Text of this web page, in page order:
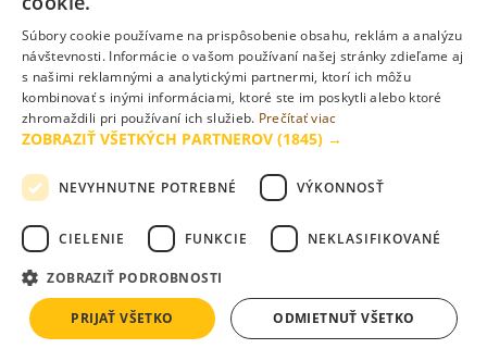
CRESCO REAL ESTATE je najväčším slovenským
rezidenčným developerom. Od roku 1992 sme zrealizovali
množstvo úspešných developerských projektov a podpísali
sme sa pod odvážne investície, ktoré menia tvár Bratislavy
a spoluvytvárajú nové, vyššie štandardy pre svojich
Ďalšie projekty CRESCO REAL ESTATE
Súbory cookie používame na prispôsobenie obsahu, reklám a analýzu
návštevnosti. Informácie o vašom používaní našej stránky zdieľame aj
s našimi reklamnými a analytickými partnermi, ktorí ich môžu
kombinovať s inými informáciami, ktoré ste im poskytli alebo ktoré
zhromaždili pri používaní ich služieb. Prečítať viac
ZOBRAZIŤ VŠETKÝCH PARTNEROV (1845) →
NEVYHNUTNE POTREBNÉ VÝKONNOSŤ
CIELENIE FUNKCIE NEKLASIFIKOVANÉ
ZOBRAZIŤ PODROBNOSTI
PRIJAŤ VŠETKO ODMIETNUŤ VŠETKO